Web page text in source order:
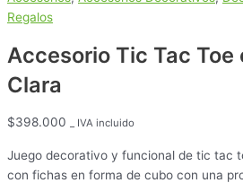
Regalos
Accesorio Tic Tac Toe
Clara
$398.000 _ IVA incluido
Juego decorativo y funcional de tic tac
con fichas en forma de cubo con una